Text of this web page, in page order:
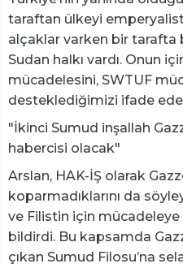
taraftan ülkeyi
alçaklar varken bir tarafta
Sudan halkı vardı. Onun
mücadelesini, SWTUF
desteklediğimizi ifade
"İkinci Sumud inşallah
habercisi olacak"
Arslan, HAK-İŞ olarak
koparmadıklarını da
ve Filistin için
bildirdi. Bu kapsamda
çıkan Sumud Filosu’na